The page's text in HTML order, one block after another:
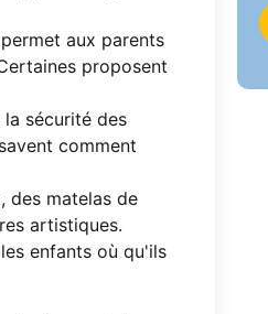
aux parents
proposent
sécurité des
comment
des matelas de
artistiques.
enfants où qu'ils